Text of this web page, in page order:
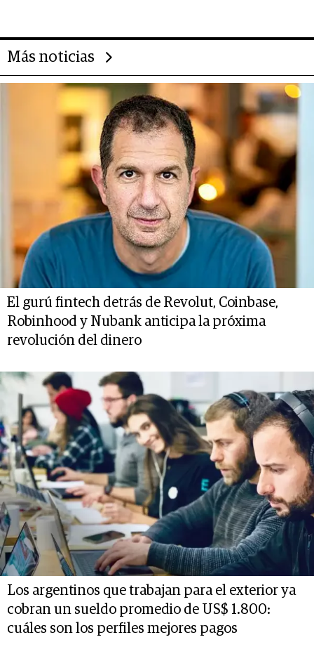
Más noticias
El gurú fintech detrás de Revolut, Coinbase,
Robinhood y Nubank anticipa la próxima
revolución del dinero
Los argentinos que trabajan para el exterior ya
cobran un sueldo promedio de US$ 1.800:
cuáles son los perfiles mejores pagos